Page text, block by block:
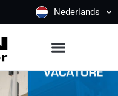
Nederlands